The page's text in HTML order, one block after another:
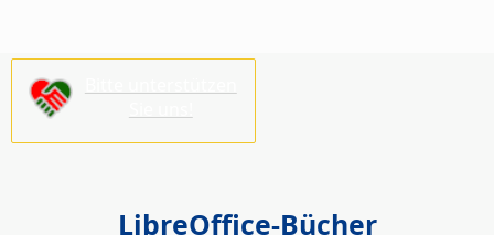
LibreOffice-Bücher